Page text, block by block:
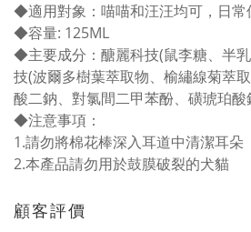
◆適用對象：喵喵和汪汪均可，日常
◆容量: 125ML
◆主要成分：醣麗科技(鼠李糖、半
技(波爾多樹葉萃取物、榆繡線菊萃
酸二鈉、對氯間二甲苯酚、磺琥珀酸
◆注意事項：
1.請勿將棉花棒深入耳道中清潔耳朵
2.本產品請勿用於鼓膜破裂的犬貓
顧客評價